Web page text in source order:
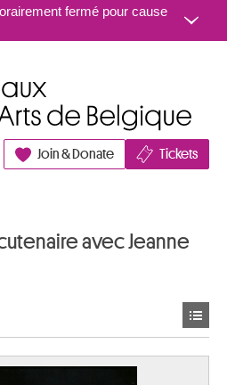
Aller au contenu
fermé pour cause
Join & Donate Tickets
avec Jeanne